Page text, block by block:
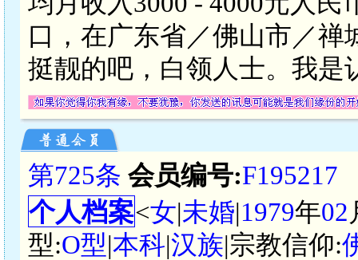
口，在广东省／佛山市／
挺靓的吧，白领人士。我是
第725条 会员编号:F195217
个人档案<女|未婚|1979年02
型:O型|本科|汉族|宗教信仰: